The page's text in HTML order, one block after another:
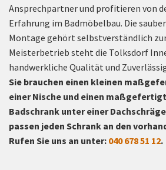
Ansprechpartner und profitieren von
Erfahrung im Badmöbelbau. Die
Montage gehört selbstverständlich
Meisterbetrieb steht die Tolksdorf
handwerkliche Qualität und
Sie brauchen einen kleinen
einer Nische und einen
Badschrank unter einer
passen jeden Schrank an den
Rufen Sie uns an unter: 040 678 51 12